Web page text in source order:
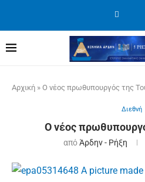
Αρχική » Ο νέος πρωθυπουργός της
Διεθνή
Ο νέος
απόΆρδην - Ρήξη